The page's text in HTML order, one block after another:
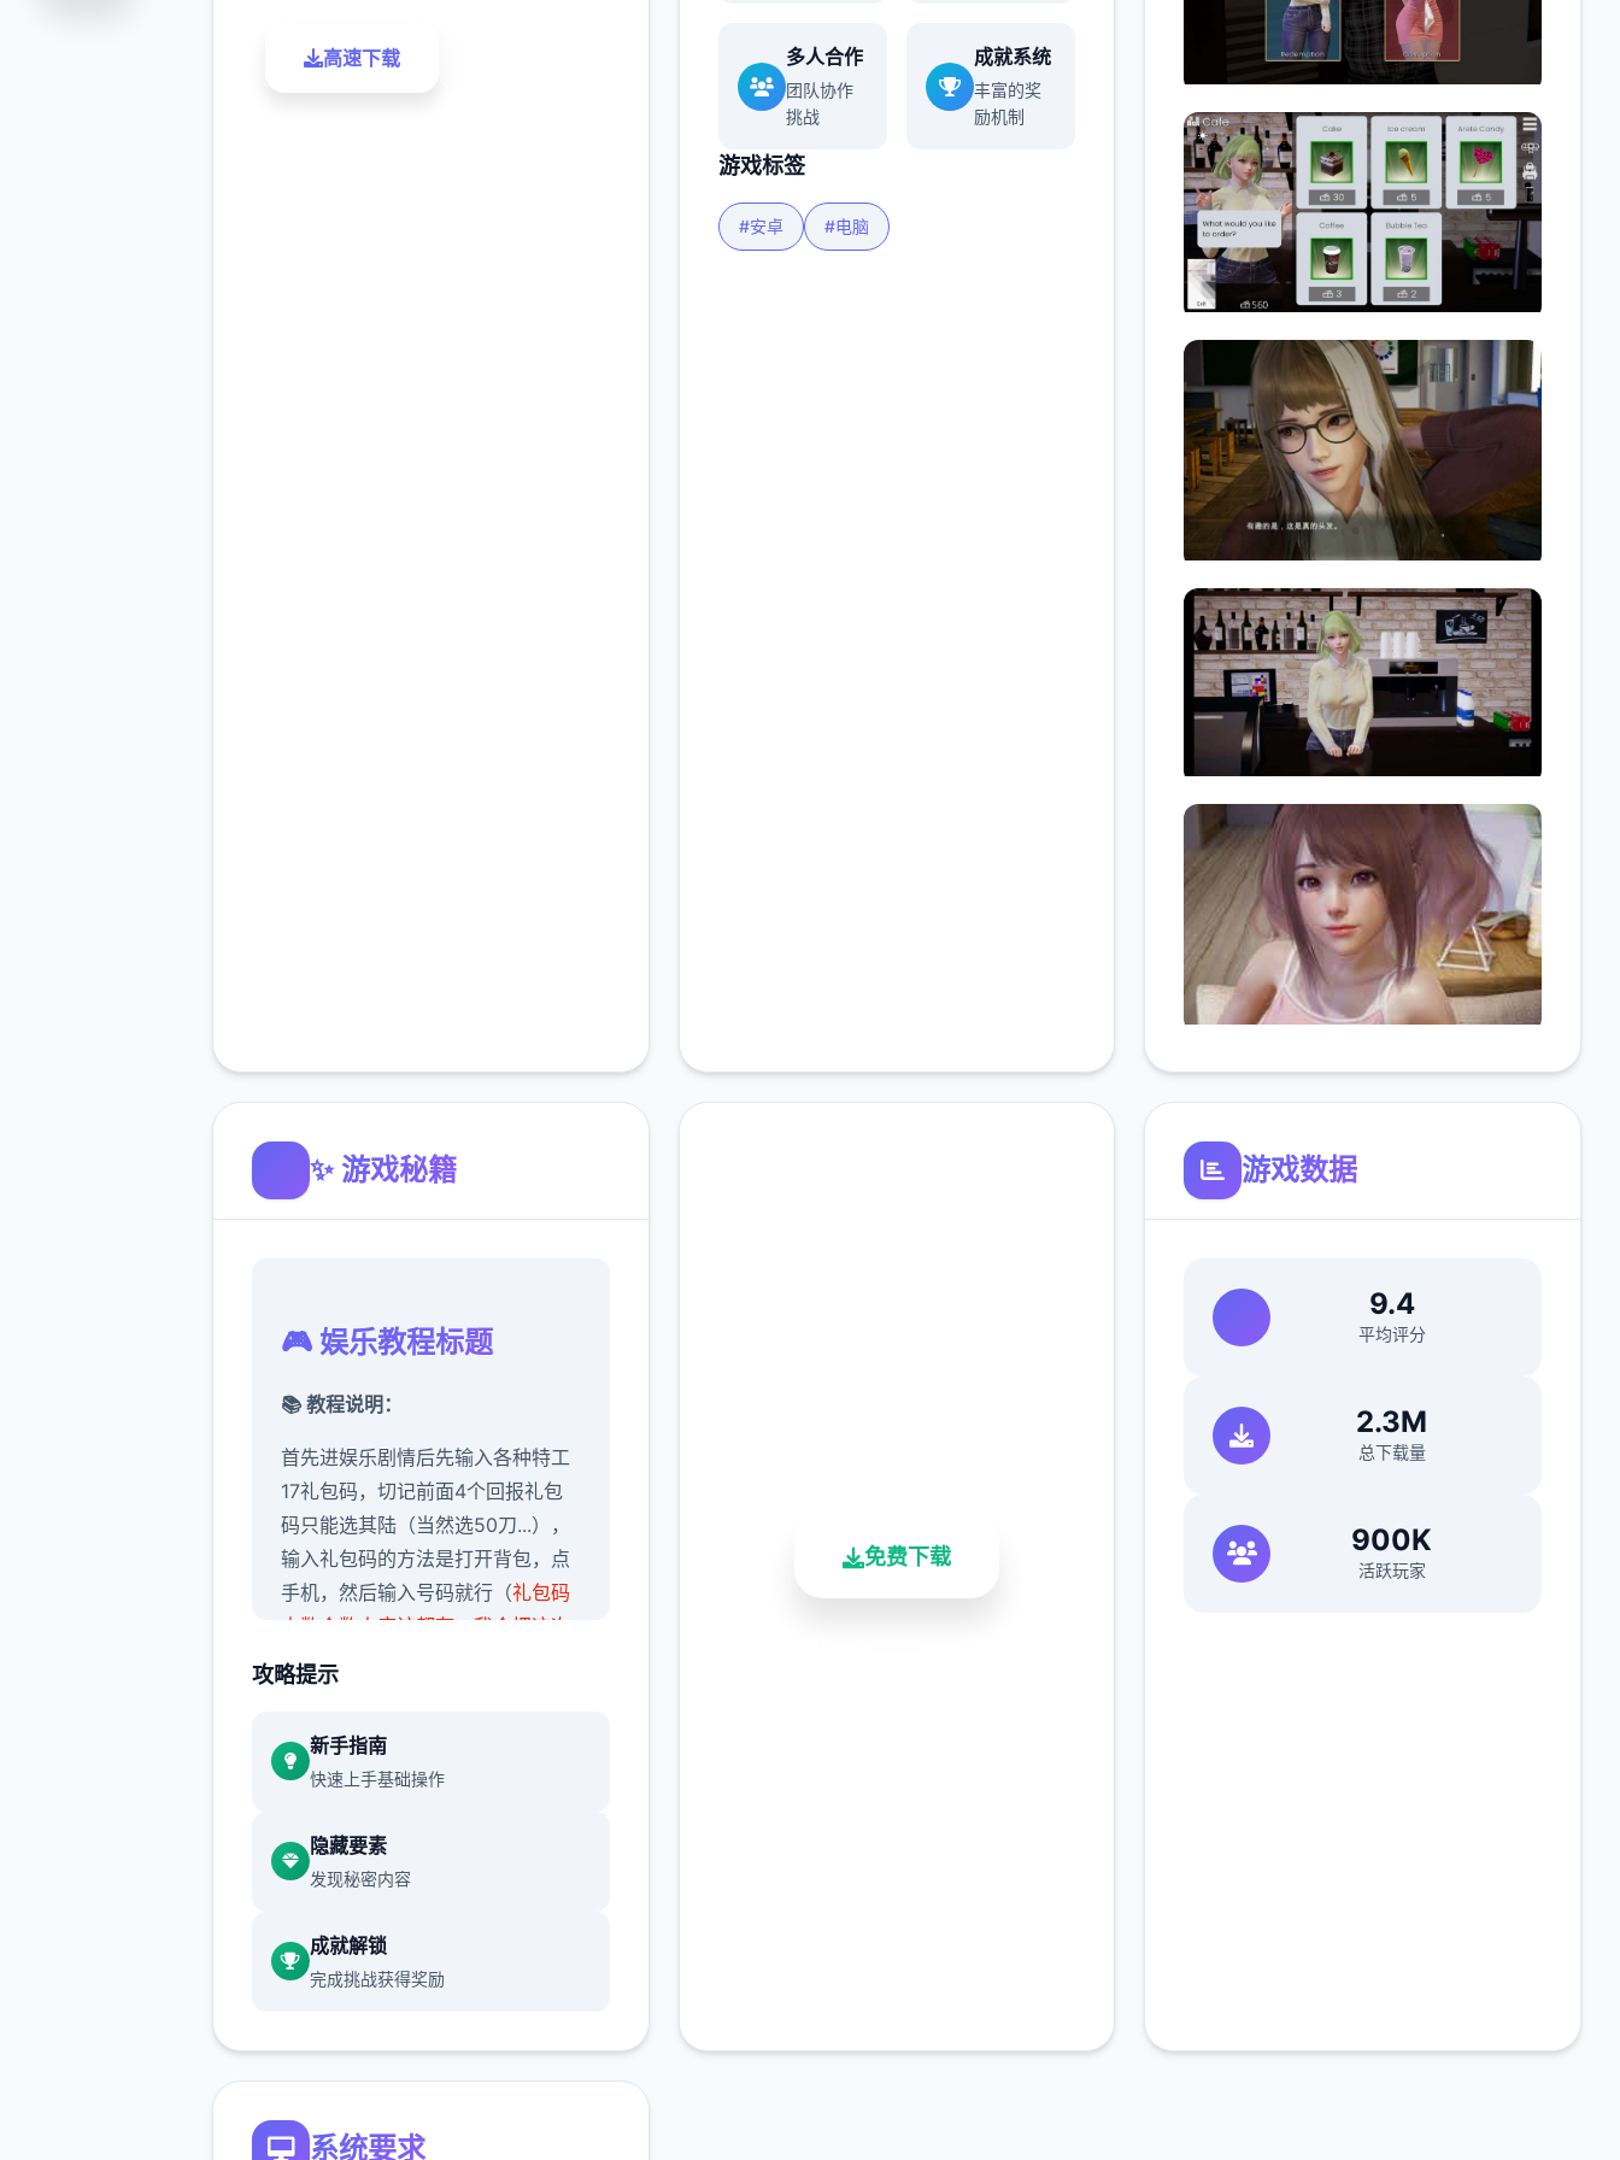
高速下载 多人合作
团队协作
挑战
成就系统
丰富的奖
励机制
游戏标签
#安卓 #电脑
✨ 游戏秘籍
🎮 娱乐教程标题
📚 教程说明：
首先进娱乐剧情后先输入各种特工
17礼包码，切记前面4个回报礼包
码只能选其陆（当然选50刀...），
输入礼包码的方法是打开背包，点
手机，然后输入号码就行（礼包码
大数个数人应该都有，我会把这次
的礼包码发在评论区
物都有陆条线，我都会讲（除了作
主线：去学校>教室>先各个人物交
什么可说的（接下去剧情中单陆选
项的我都不提了）>出学校去后巷
>Erica>随便选>回家和dana说话>
摸头>左上快进时间>右边手机>分
攻略提示
新手指南
快速上手基础操作
隐藏要素
发现秘密内容
成就解锁
完成挑战获得奖励
免费下载
游戏数据
9.4
平均评分
2.3M
总下载量
900K
活跃玩家
系统要求